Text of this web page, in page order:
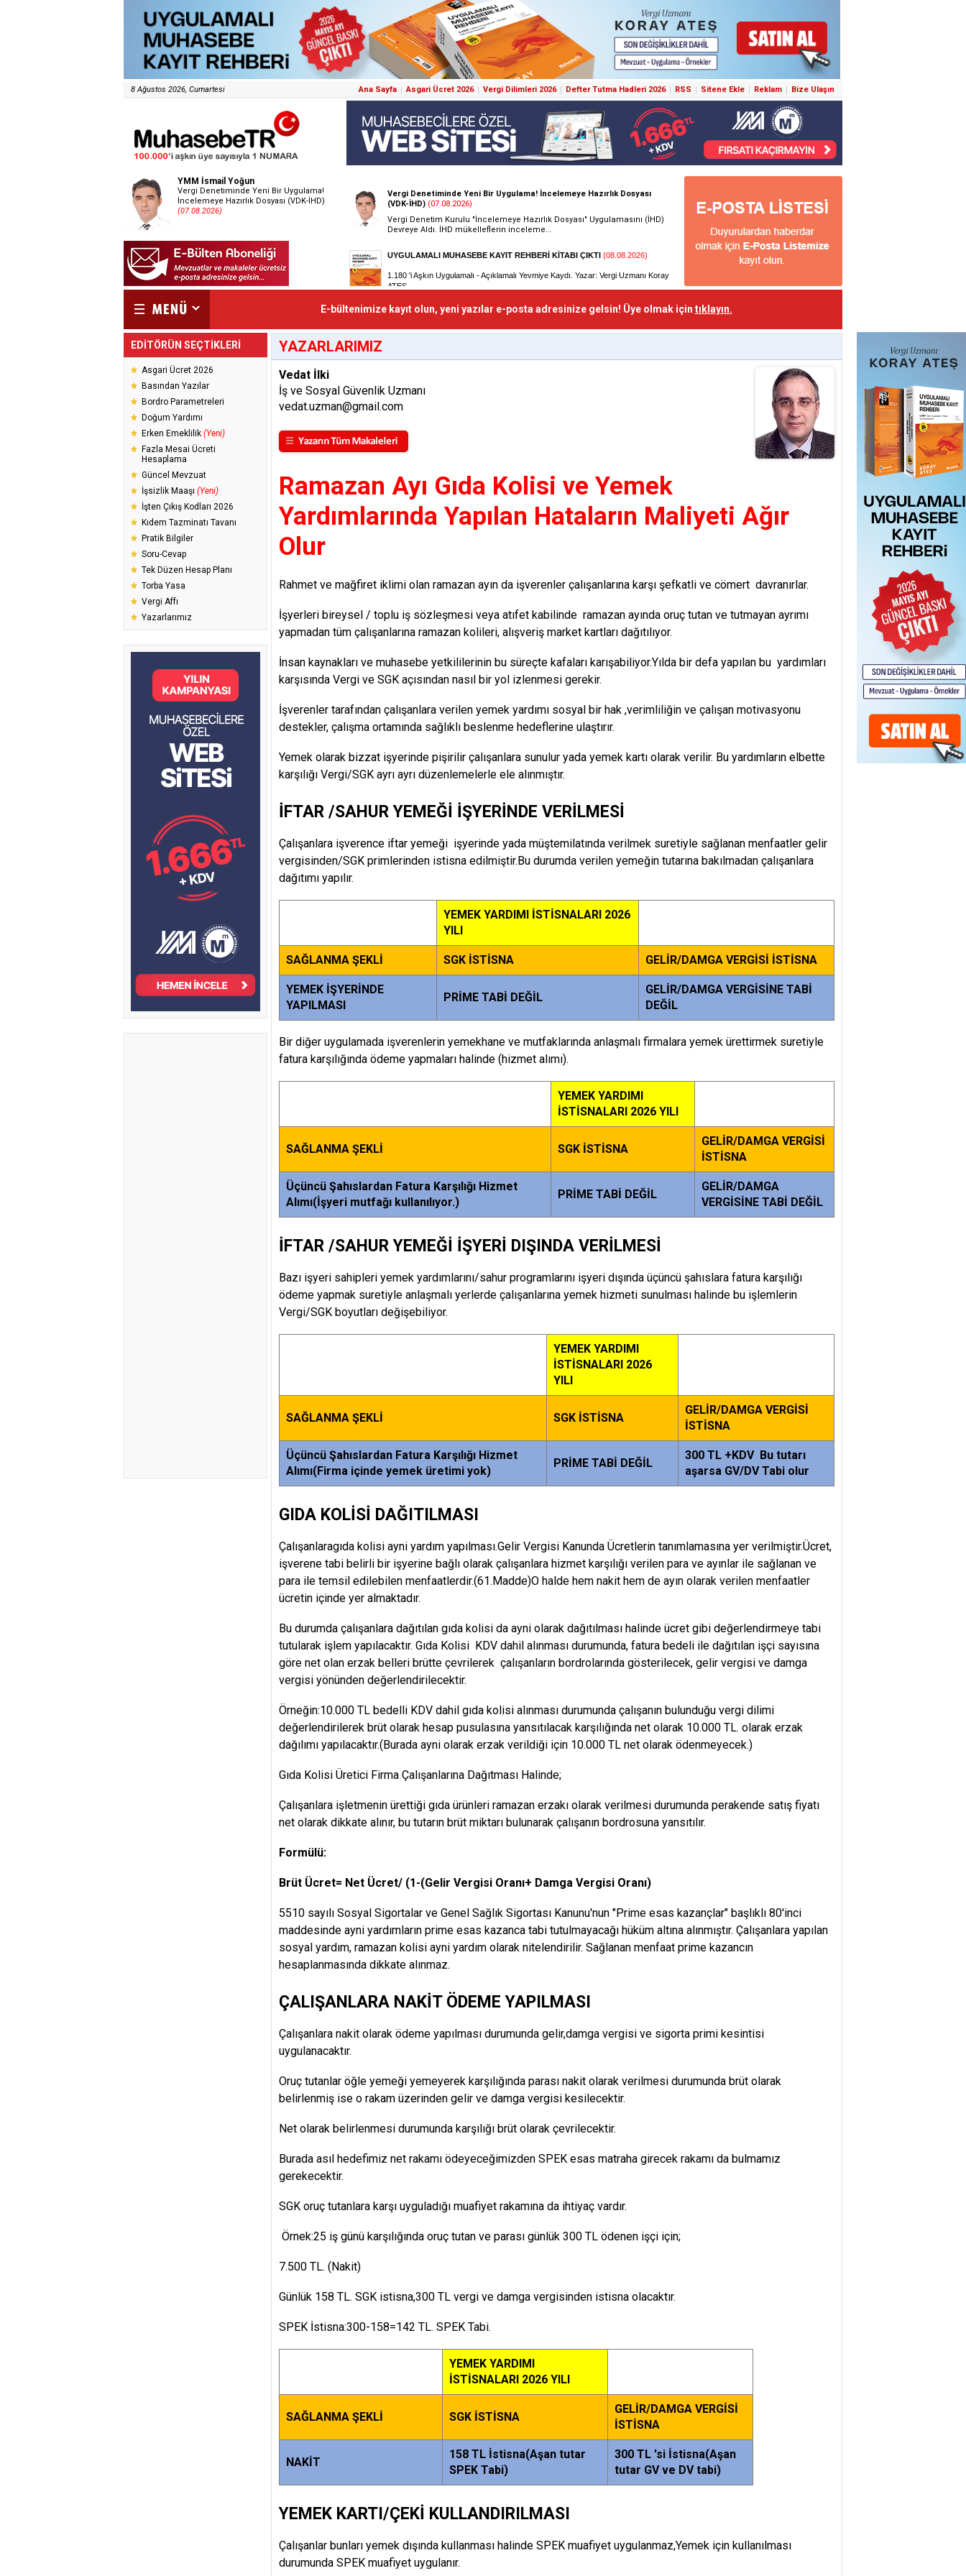
8 Ağustos 2026, Cumartesi Ana Sayfa Asgari Ücret 2026 Vergi Dilimleri 2026 Defter Tutma Hadleri 2026 RSS Sitene Ekle Reklam Bize Ulaşın
YMM İsmail Yoğun
Vergi Denetiminde Yeni Bir Uygulama!
İncelemeye Hazırlık Dosyası (VDK-İHD)
(07.08.2026)
E-bültenimize kayıt olun, yeni yazılar e-posta adresinize gelsin! Üye olmak için tıklayın.
EDİTÖRÜN SEÇTİKLERİ
Asgari Ücret 2026
Basından Yazılar
Bordro Parametreleri
Doğum Yardımı
Erken Emeklilik (Yeni)
Fazla Mesai Ücreti
Hesaplama
Güncel Mevzuat
İşsizlik Maaşı (Yeni)
İşten Çıkış Kodları 2026
Kıdem Tazminatı Tavanı
Pratik Bilgiler
Soru-Cevap
Tek Düzen Hesap Planı
Torba Yasa
Vergi Affı
Yazarlarımız
YAZARLARIMIZ
Vedat İlki
İş ve Sosyal Güvenlik Uzmanı
vedat.uzman@gmail.com
Ramazan Ayı Gıda Kolisi ve Yemek
Yardımlarında Yapılan Hataların Maliyeti Ağır
Olur
Rahmet ve mağfiret iklimi olan ramazan ayın da işverenler çalışanlarına karşı şefkatli ve cömert davranırlar.
İşyerleri bireysel / toplu iş sözleşmesi veya atıfet kabilinde ramazan ayında oruç tutan ve tutmayan ayrımı
yapmadan tüm çalışanlarına ramazan kolileri, alışveriş market kartları dağıtılıyor.
İnsan kaynakları ve muhasebe yetkililerinin bu süreçte kafaları karışabiliyor.Yılda bir defa yapılan bu yardımları
karşısında Vergi ve SGK açısından nasıl bir yol izlenmesi gerekir.
İşverenler tarafından çalışanlara verilen yemek yardımı sosyal bir hak ,verimliliğin ve çalışan motivasyonu
destekler, çalışma ortamında sağlıklı beslenme hedeflerine ulaştırır.
Yemek olarak bizzat işyerinde pişirilir çalışanlara sunulur yada yemek kartı olarak verilir. Bu yardımların elbette
karşılığı Vergi/SGK ayrı ayrı düzenlemelerle ele alınmıştır.
İFTAR /SAHUR YEMEĞİ İŞYERİNDE VERİLMESİ
Çalışanlara işverence iftar yemeği işyerinde yada müştemilatında verilmek suretiyle sağlanan menfaatler gelir
vergisinden/SGK primlerinden istisna edilmiştir.Bu durumda verilen yemeğin tutarına bakılmadan çalışanlara
dağıtımı yapılır.
YEMEK YARDIMI İSTİSNALARI 2026
YILI
SAĞLANMA ŞEKLİ SGK İSTİSNA GELİR/DAMGA VERGİSİ İSTİSNA
YEMEK İŞYERİNDE
YAPILMASI
PRİME TABİ DEĞİL
GELİR/DAMGA VERGİSİNE TABİ
DEĞİL
Bir diğer uygulamada işverenlerin yemekhane ve mutfaklarında anlaşmalı firmalara yemek ürettirmek suretiyle
fatura karşılığında ödeme yapmaları halinde (hizmet alımı).
YEMEK YARDIMI
İSTİSNALARI 2026 YILI
SAĞLANMA ŞEKLİ SGK İSTİSNA
GELİR/DAMGA VERGİSİ
İSTİSNA
Üçüncü Şahıslardan Fatura Karşılığı Hizmet
Alımı(İşyeri mutfağı kullanılıyor.)
PRİME TABİ DEĞİL
GELİR/DAMGA
VERGİSİNE TABİ DEĞİL
İFTAR /SAHUR YEMEĞİ İŞYERİ DIŞINDA VERİLMESİ
Bazı işyeri sahipleri yemek yardımlarını/sahur programlarını işyeri dışında üçüncü şahıslara fatura karşılığı
ödeme yapmak suretiyle anlaşmalı yerlerde çalışanlarına yemek hizmeti sunulması halinde bu işlemlerin
Vergi/SGK boyutları değişebiliyor.
YEMEK YARDIMI
İSTİSNALARI 2026
YILI
SAĞLANMA ŞEKLİ SGK İSTİSNA
GELİR/DAMGA VERGİSİ
İSTİSNA
Üçüncü Şahıslardan Fatura Karşılığı Hizmet
Alımı(Firma içinde yemek üretimi yok)
PRİME TABİ DEĞİL
300 TL +KDV Bu tutarı
aşarsa GV/DV Tabi olur
GIDA KOLİSİ DAĞITILMASI
Çalışanlaragıda kolisi ayni yardım yapılması.Gelir Vergisi Kanunda Ücretlerin tanımlamasına yer verilmiştir.Ücret,
işverene tabi belirli bir işyerine bağlı olarak çalışanlara hizmet karşılığı verilen para ve ayınlar ile sağlanan ve
para ile temsil edilebilen menfaatlerdir.(61.Madde)O halde hem nakit hem de ayın olarak verilen menfaatler
ücretin içinde yer almaktadır.
Bu durumda çalışanlara dağıtılan gıda kolisi da ayni olarak dağıtılması halinde ücret gibi değerlendirmeye tabi
tutularak işlem yapılacaktır. Gıda Kolisi KDV dahil alınması durumunda, fatura bedeli ile dağıtılan işçi sayısına
göre net olan erzak belleri brütte çevrilerek çalışanların bordrolarında gösterilecek, gelir vergisi ve damga
vergisi yönünden değerlendirilecektir.
Örneğin:10.000 TL bedelli KDV dahil gıda kolisi alınması durumunda çalışanın bulunduğu vergi dilimi
değerlendirilerek brüt olarak hesap pusulasına yansıtılacak karşılığında net olarak 10.000 TL. olarak erzak
dağılımı yapılacaktır.(Burada ayni olarak erzak verildiği için 10.000 TL net olarak ödenmeyecek.)
Gıda Kolisi Üretici Firma Çalışanlarına Dağıtması Halinde;
Çalışanlara işletmenin ürettiği gıda ürünleri ramazan erzakı olarak verilmesi durumunda perakende satış fiyatı
net olarak dikkate alınır, bu tutarın brüt miktarı bulunarak çalışanın bordrosuna yansıtılır.
Formülü:
Brüt Ücret= Net Ücret/ (1-(Gelir Vergisi Oranı+ Damga Vergisi Oranı)
5510 sayılı Sosyal Sigortalar ve Genel Sağlık Sigortası Kanunu'nun "Prime esas kazançlar" başlıklı 80'inci
maddesinde ayni yardımların prime esas kazanca tabi tutulmayacağı hüküm altına alınmıştır. Çalışanlara yapılan
sosyal yardım, ramazan kolisi ayni yardım olarak nitelendirilir. Sağlanan menfaat prime kazancın
hesaplanmasında dikkate alınmaz.
ÇALIŞANLARA NAKİT ÖDEME YAPILMASI
Çalışanlara nakit olarak ödeme yapılması durumunda gelir,damga vergisi ve sigorta primi kesintisi
uygulanacaktır.
Oruç tutanlar öğle yemeği yemeyerek karşılığında parası nakit olarak verilmesi durumunda brüt olarak
belirlenmiş ise o rakam üzerinden gelir ve damga vergisi kesilecektir.
Net olarak belirlenmesi durumunda karşılığı brüt olarak çevrilecektir.
Burada asıl hedefimiz net rakamı ödeyeceğimizden SPEK esas matraha girecek rakamı da bulmamız
gerekecektir.
SGK oruç tutanlara karşı uyguladığı muafiyet rakamına da ihtiyaç vardır.
Örnek:25 iş günü karşılığında oruç tutan ve parası günlük 300 TL ödenen işçi için;
7.500 TL. (Nakit)
Günlük 158 TL. SGK istisna,300 TL vergi ve damga vergisinden istisna olacaktır.
SPEK İstisna:300-158=142 TL. SPEK Tabi.
YEMEK YARDIMI
İSTİSNALARI 2026 YILI
SAĞLANMA ŞEKLİ SGK İSTİSNA
GELİR/DAMGA VERGİSİ
İSTİSNA
NAKİT
158 TL İstisna(Aşan tutar
SPEK Tabi)
300 TL 'si İstisna(Aşan
tutar GV ve DV tabi)
YEMEK KARTI/ÇEKİ KULLANDIRILMASI
Çalışanlar bunları yemek dışında kullanması halinde SPEK muafiyet uygulanmaz,Yemek için kullanılması
durumunda SPEK muafiyet uygulanır.